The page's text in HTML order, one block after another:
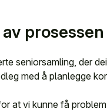
prosessen
seniorsamling, der
med å planlegge
at vi kunne få